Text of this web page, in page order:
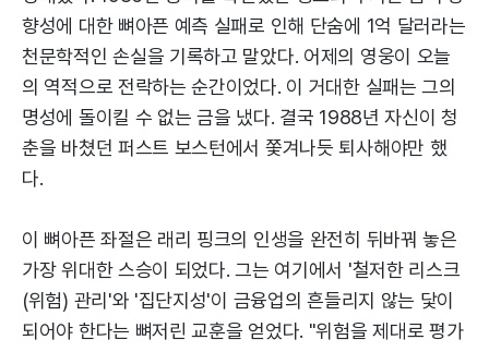
향성에 대한 뼈아픈 예측 실패로 인해 단숨에 1억 달러라는
천문학적인 손실을 기록하고 말았다. 어제의 영웅이 오늘
의 역적으로 전락하는 순간이었다. 이 거대한 실패는 그의
명성에 돌이킬 수 없는 금을 냈다. 결국 1988년 자신이 청
춘을 바쳤던 퍼스트 보스턴에서 쫓겨나듯 퇴사해야만 했
다.
이 뼈아픈 좌절은 래리 핑크의 인생을 완전히 뒤바꿔 놓은
가장 위대한 스승이 되었다. 그는 여기에서 '철저한 리스크
(위험) 관리'와 '집단지성'이 금융업의 흔들리지 않는 닻이
되어야 한다는 뼈저린 교훈을 얻었다. "위험을 제대로 평가